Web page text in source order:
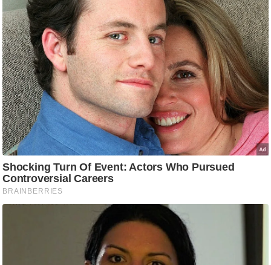
/
फै
श
न
घ
रे
लू
नु
स्खे
प
र्य
ट
न